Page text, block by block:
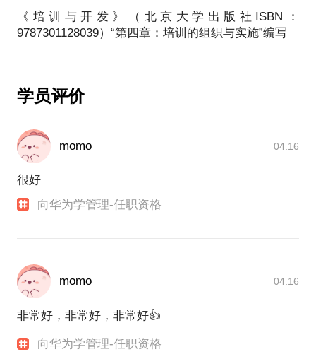
视角告诉大家，企业最关注的是什么，最希望看到和
听到的是什么。原《向标杆学习 从HRBP到HRD》、
《向标杆学习 华为任职资格管理》整合至《向华为学
文化建设等全新辅导专题，力求全面解读华为博大精
深的管理哲学与管理智慧，帮助大家构建完整的管理
携手同行，期待未来可以支持到更多伙伴
个人履历如下
03 - 06年 平安、中石油、招商证券 - HR项目经理
14 - 20年 超多维（VR/AR）、乐信（金融科技）-
HRD
目前为管理咨询公司合伙人
《培训与开发》（北京大学出版社ISBN：
9787301128039）“第四章：培训的组织与实施”编写
学员评价
momo 04.16
很好
向华为学管理-任职资格
momo 04.16
非常好，非常好，非常好👍
向华为学管理-任职资格